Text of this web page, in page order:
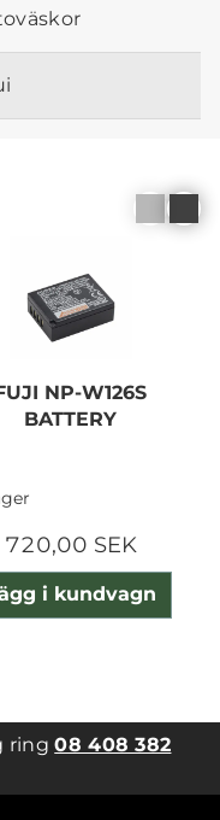
NP-W126S
BATTERY
720,00 SEK
i kundvagn
ring08 408 382